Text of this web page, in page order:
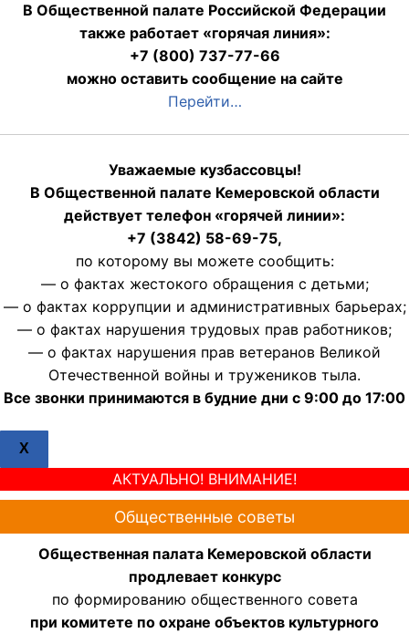
В Общественной палате Российской Федерации
также работает «горячая линия»:
+7 (800) 737-77-66
можно оставить сообщение на сайте
Перейти…
Уважаемые кузбассовцы!
В Общественной палате Кемеровской области
действует телефон «горячей линии»:
+7 (3842) 58-69-75,
по которому вы можете сообщить:
— о фактах жестокого обращения с детьми;
— о фактах коррупции и административных барьерах;
— о фактах нарушения трудовых прав работников;
— о фактах нарушения прав ветеранов Великой
Отечественной войны и тружеников тыла.
Все звонки принимаются в будние дни с 9:00 до 17:00
X
АКТУАЛЬНО! ВНИМАНИЕ!
Общественные советы
Общественная палата Кемеровской области
продлевает конкурс
по формированию общественного совета
при комитете по охране объектов культурного